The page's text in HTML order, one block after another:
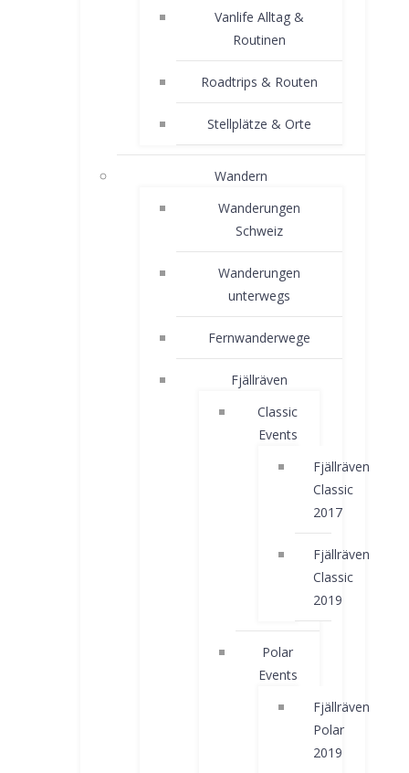
Vanlife Alltag &
Routinen
Roadtrips & Routen
Stellplätze & Orte
Wandern
Wanderungen
Schweiz
Wanderungen
unterwegs
Fernwanderwege
Fjällräven
Classic
Events
Fjällräven
Classic
2017
Fjällräven
Classic
2019
Polar
Events
Fjällräven
Polar
2019